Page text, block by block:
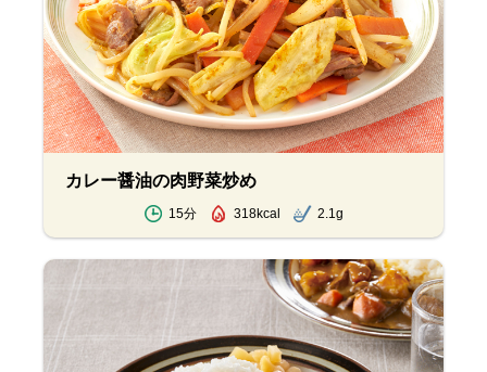
カレー醤油の肉野菜炒め
15分 318kcal 2.1g